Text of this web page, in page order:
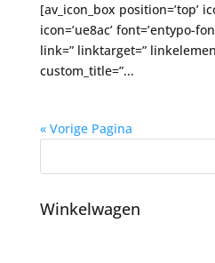
[av_icon_box position=’top’
icon=’ue8ac’ font=’entypo-
link=” linktarget=”
custom_title=”...
« Vorige Pagina
Winkelwagen